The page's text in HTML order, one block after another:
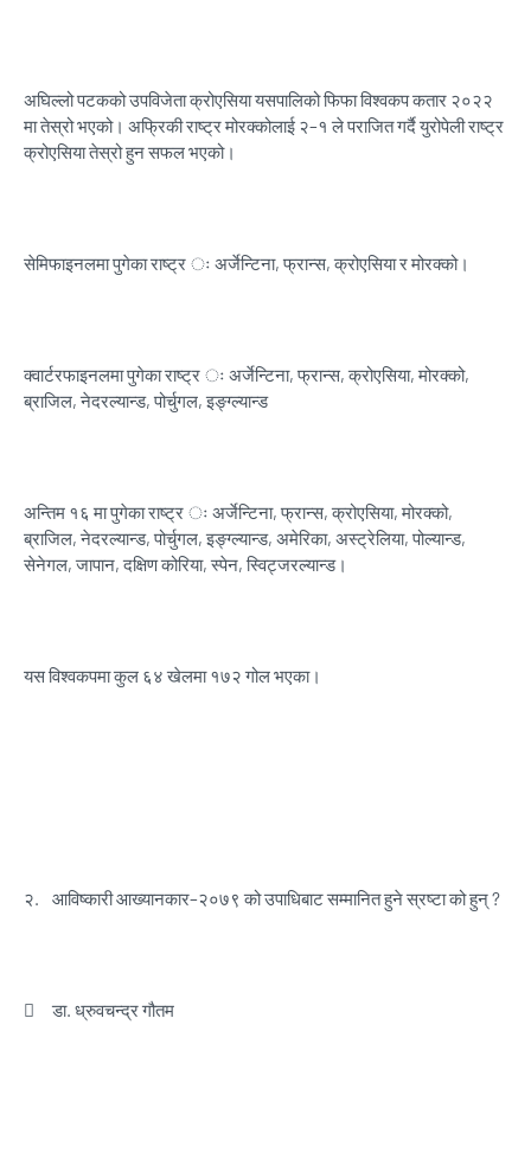
अघिल्लो पटकको उपविजेता क्रोएसिया यसपालिको फिफा विश्वकप कतार २०२२
मा तेस्रो भएको। अफ्रिकी राष्ट्र मोरक्कोलाई २–१ ले पराजित गर्दै युरोपेली राष्ट्र
क्रोएसिया तेस्रो हुन सफल भएको।
सेमिफाइनलमा पुगेका राष्ट्र ः अर्जेन्टिना, फ्रान्स, क्रोएसिया र मोरक्को।
क्वार्टरफाइनलमा पुगेका राष्ट्र ः अर्जेन्टिना, फ्रान्स, क्रोएसिया, मोरक्को,
ब्राजिल, नेदरल्यान्ड, पोर्चुगल, इङ्ग्ल्यान्ड
अन्तिम १६ मा पुगेका राष्ट्र ः अर्जेन्टिना, फ्रान्स, क्रोएसिया, मोरक्को,
ब्राजिल, नेदरल्यान्ड, पोर्चुगल, इङ्ग्ल्यान्ड, अमेरिका, अस्ट्रेलिया, पोल्यान्ड,
सेनेगल, जापान, दक्षिण कोरिया, स्पेन, स्विट्जरल्यान्ड।
यस विश्वकपमा कुल ६४ खेलमा १७२ गोल भएका।
२. आविष्कारी आख्यानकार–२०७९ को उपाधिबाट सम्मानित हुने स्रष्टा को हुन् ?
 डा. ध्रुवचन्द्र गौतम